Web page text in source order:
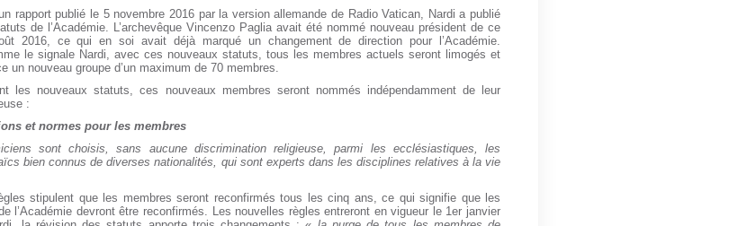
rapport publié le 5 novembre 2016 par la version allemande de Radio Vatican, Nardi a publié
de l’Académie. L’archevêque Vincenzo Paglia avait été nommé nouveau président de ce
2016, ce qui en soi avait déjà marqué un changement de direction pour l’Académie.
le signale Nardi, avec ces nouveaux statuts, tous les membres actuels seront limogés et
un nouveau groupe d’un maximum de 70 membres.
les nouveaux statuts, ces nouveaux membres seront nommés indépendamment de leur
:
et normes pour les membres
sont choisis, sans aucune discrimination religieuse, parmi les ecclésiastiques, les
bien connus de diverses nationalités, qui sont experts dans les disciplines relatives à la vie
stipulent que les membres seront reconfirmés tous les cinq ans, ce qui signifie que les
l’Académie devront être reconfirmés. Les nouvelles règles entreront en vigueur le 1er janvier